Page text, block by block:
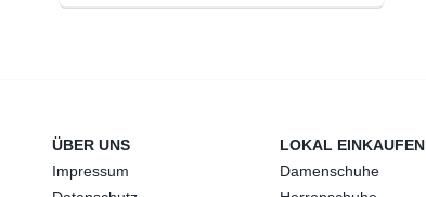
ÜBER UNS
Impressum
LOKAL EINKAUFEN
Damenschuhe